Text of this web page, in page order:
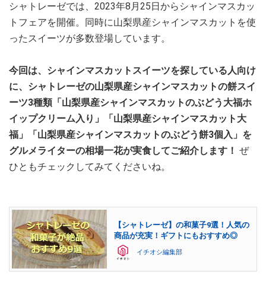
シャトレーゼでは、2023年8月25日からシャインマスカッ
トフェアを開催。同時に山梨県産シャインマスカットを使
ったスイーツが多数登場しています。
今回は、シャインマスカットスイーツを探している人向け
に、シャトレーゼの山梨県産シャインマスカットの餅スイ
ーツ3種類「山梨県産シャインマスカットのぶどう大福ホ
イップクリーム入り」「山梨県産シャインマスカット大
福」「山梨県産シャインマスカットのぶどう餅3個入」を
グルメライターの相場一花が実食してご紹介します！ ぜ
ひともチェックしてみてくださいね。
【シャトレーゼ】の和菓子9選！人気の
商品が充実！ギフトにもおすすめ◎
イチオシ編集部